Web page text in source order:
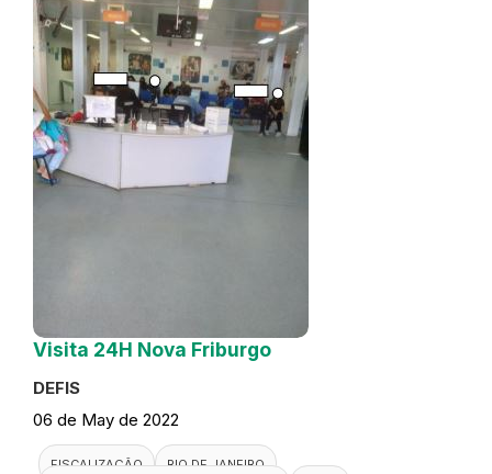
Visita 24H Nova Friburgo
DEFIS
06 de May de 2022
FISCALIZAÇÃO
RIO DE JANEIRO